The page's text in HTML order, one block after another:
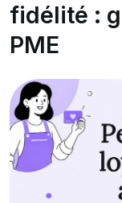
fidélité :
PME